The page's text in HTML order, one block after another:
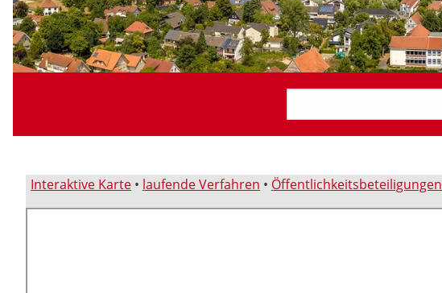
Interaktive Karte • laufende Verfahren • Öffentlichkeitsbeteiligungen